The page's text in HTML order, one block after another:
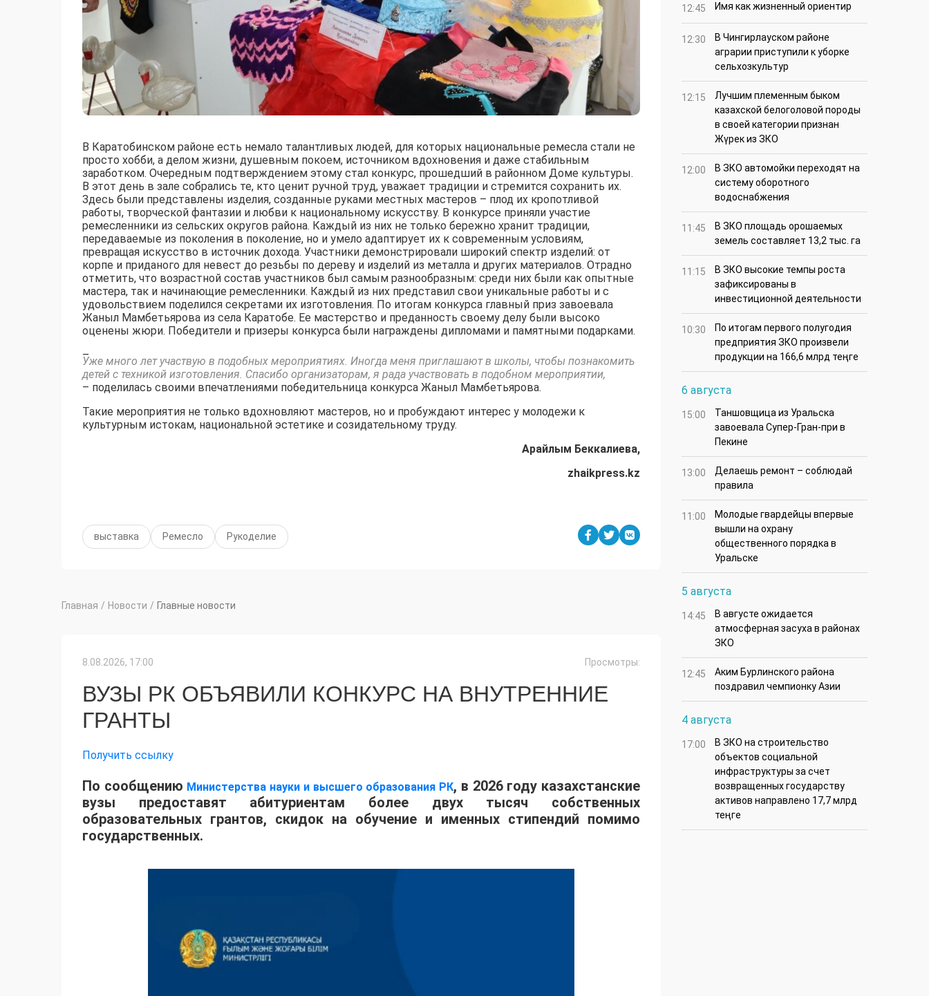
В Каратобинском районе есть немало талантливых людей, для которых национальные ремесла стали не
просто хобби, а делом жизни, душевным покоем, источником вдохновения и даже стабильным
заработком. Очередным подтверждением этому стал конкурс, прошедший в районном Доме культуры.
В этот день в зале собрались те, кто ценит ручной труд, уважает традиции и стремится сохранить их.
Здесь были представлены изделия, созданные руками местных мастеров – плод их кропотливой
работы, творческой фантазии и любви к национальному искусству. В конкурсе приняли участие
ремесленники из сельских округов района. Каждый из них не только бережно хранит традиции,
передаваемые из поколения в поколение, но и умело адаптирует их к современным условиям,
превращая искусство в источник дохода. Участники демонстрировали широкий спектр изделий: от
корпе и приданого для невест до резьбы по дереву и изделий из металла и других материалов. Отрадно
отметить, что возрастной состав участников был самым разнообразным: среди них были как опытные
мастера, так и начинающие ремесленники. Каждый из них представил свои уникальные работы и с
удовольствием поделился секретами их изготовления. По итогам конкурса главный приз завоевала
Жаныл Мамбетьярова из села Каратобе. Ее мастерство и преданность своему делу были высоко
оценены жюри. Победители и призеры конкурса были награждены дипломами и памятными подарками.
–
Уже много лет участвую в подобных мероприятиях. Иногда меня приглашают в школы, чтобы познакомить
детей с техникой изготовления. Спасибо организаторам, я рада участвовать в подобном мероприятии,
– поделилась своими впечатлениями победительница конкурса Жаныл Мамбетьярова.
Такие мероприятия не только вдохновляют мастеров, но и пробуждают интерес у молодежи к
культурным истокам, национальной эстетике и созидательному труду.
Арайлым Беккалиева,
zhaikpress.kz
выставка Ремесло Рукоделие
Главная / Новости / Главные новости
8.08.2026, 17:00 Просмотры:
ВУЗЫ РК ОБЪЯВИЛИ КОНКУРС НА ВНУТРЕННИЕ
ГРАНТЫ
Получить ссылку
По сообщению Министерства науки и высшего образования РК, в 2026 году казахстанские
вузы предоставят абитуриентам более двух тысяч собственных
образовательных грантов, скидок на обучение и именных стипендий помимо
государственных.
12:45 Имя как жизненный ориентир
12:30
В Чингирлауском районе
аграрии приступили к уборке
сельхозкультур
12:15
Лучшим племенным быком
казахской белоголовой породы
в своей категории признан
Жүрек из ЗКО
12:00
В ЗКО автомойки переходят на
систему оборотного
водоснабжения
11:45
В ЗКО площадь орошаемых
земель составляет 13,2 тыс. га
11:15
В ЗКО высокие темпы роста
зафиксированы в
инвестиционной деятельности
10:30
По итогам первого полугодия
предприятия ЗКО произвели
продукции на 166,6 млрд теңге
6 августа
15:00
Таншовщица из Уральска
завоевала Супер-Гран-при в
Пекине
13:00
Делаешь ремонт – соблюдай
правила
11:00
Молодые гвардейцы впервые
вышли на охрану
общественного порядка в
Уральске
5 августа
14:45
В августе ожидается
атмосферная засуха в районах
ЗКО
12:45
Аким Бурлинского района
поздравил чемпионку Азии
4 августа
17:00
В ЗКО на строительство
объектов социальной
инфраструктуры за счет
возвращенных государству
активов направлено 17,7 млрд
теңге